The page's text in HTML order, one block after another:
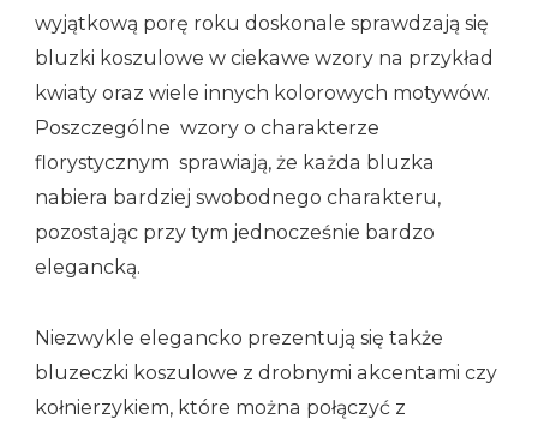
wyjątkową porę roku doskonale sprawdzają się
bluzki koszulowe w ciekawe wzory na przykład
kwiaty oraz wiele innych kolorowych motywów.
Poszczególne wzory o charakterze
florystycznym sprawiają, że każda bluzka
nabiera bardziej swobodnego charakteru,
pozostając przy tym jednocześnie bardzo
elegancką.
Niezwykle elegancko prezentują się także
bluzeczki koszulowe z drobnymi akcentami czy
kołnierzykiem, które można połączyć z